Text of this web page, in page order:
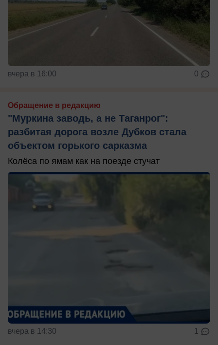
вчера в 16:00 0
Обращение в редакцию
"Муркина заводь, а не Таганрог":
разбитая дорога возле Дубков стала
объектом горького сарказма
Колёса по ямам как на поезде стучат
вчера в 14:30 1